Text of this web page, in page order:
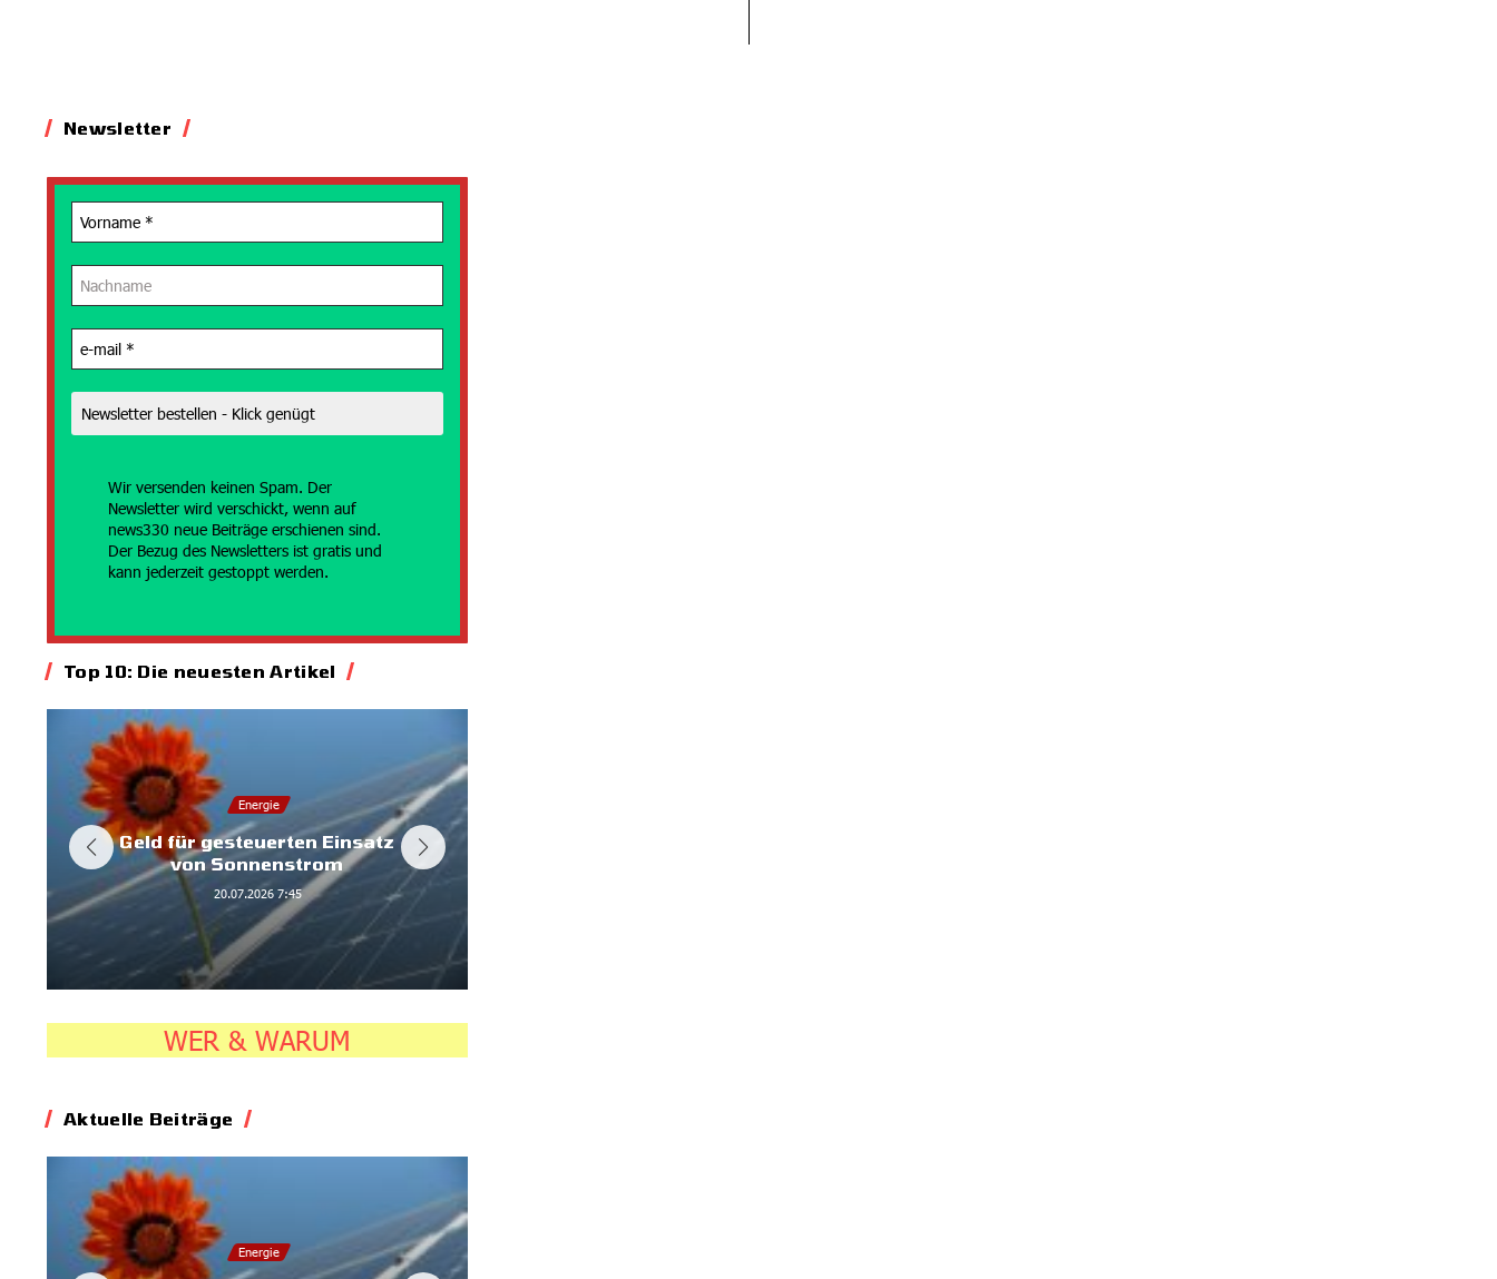
Newsletter
Wir versenden keinen Spam. Der
Newsletter wird verschickt, wenn auf
news330 neue Beiträge erschienen sind.
Der Bezug des Newsletters ist gratis und
kann jederzeit gestoppt werden.
Top 10: Die neuesten Artikel
Energie
Geld für gesteuerten Einsatz
von Sonnenstrom
20.07.2026 7:45
WER & WARUM
Aktuelle Beiträge
Energie